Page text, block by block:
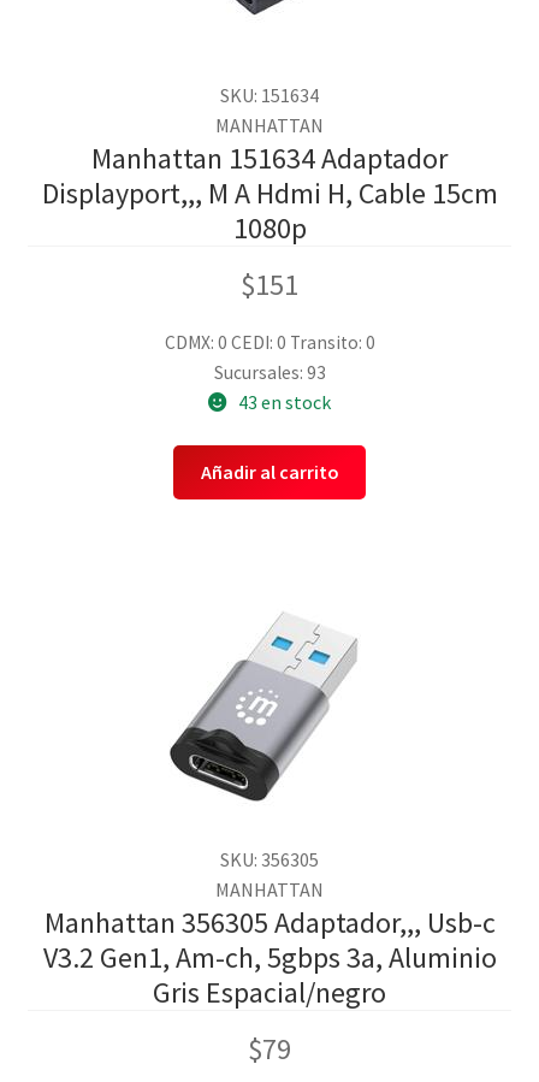
SKU: 151634
MANHATTAN
Manhattan 151634 Adaptador
Displayport,,, M A Hdmi H, Cable 15cm
1080p
$151
CDMX: 0 CEDI: 0 Transito: 0
Sucursales: 93
43 en stock
Añadir al carrito
SKU: 356305
MANHATTAN
Manhattan 356305 Adaptador,,, Usb-c
V3.2 Gen1, Am-ch, 5gbps 3a, Aluminio
Gris Espacial/negro
$79